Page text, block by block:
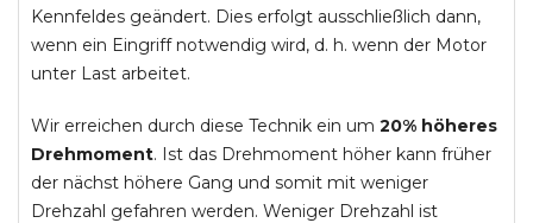
Kennfeldes geändert. Dies erfolgt ausschließlich dann,
wenn ein Eingriff notwendig wird, d. h. wenn der Motor
unter Last arbeitet.
Wir erreichen durch diese Technik ein um 20% höheres
Drehmoment. Ist das Drehmoment höher kann früher
der nächst höhere Gang und somit mit weniger
Drehzahl gefahren werden. Weniger Drehzahl ist